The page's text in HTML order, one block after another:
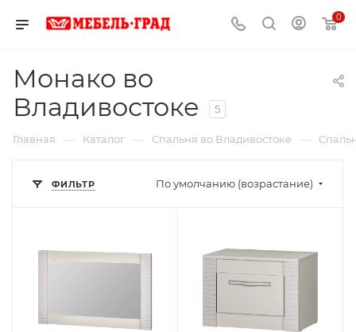
0
Монако во
Владивостоке
5
Главная — Каталог — Спальня во Владивостоке —
ФИЛЬТР По умолчанию (возрастание)